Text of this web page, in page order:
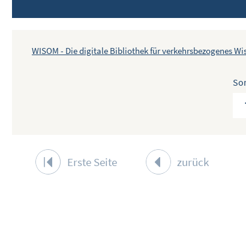
WISOM - Die digitale Bibliothek für verkehrsbezogenes
Erste Seite zurück